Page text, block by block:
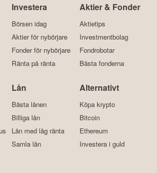
Investera
Börsen idag
Aktier för nybörjare
Fonder för nybörjare
Ränta på ränta
Aktier & Fonder
Aktietips
Investmentbolag
Fondrobotar
Bästa fonderna
Lån
Bästa lånen
Billiga lån
Lån med låg ränta
Samla lån
Alternativt
Köpa krypto
Bitcoin
Ethereum
Investera i guld